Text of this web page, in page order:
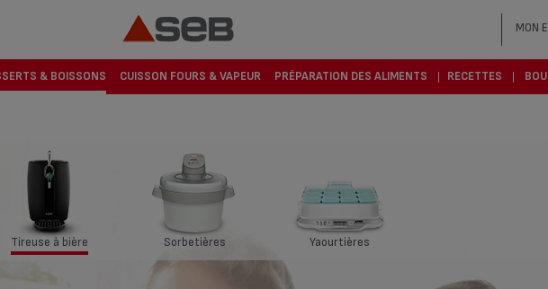
MON
& BOISSONS CUISSON FOURS & VAPEUR PRÉPARATION DES ALIMENTS RECETTES
Tireuse à bière Sorbetières Yaourtières